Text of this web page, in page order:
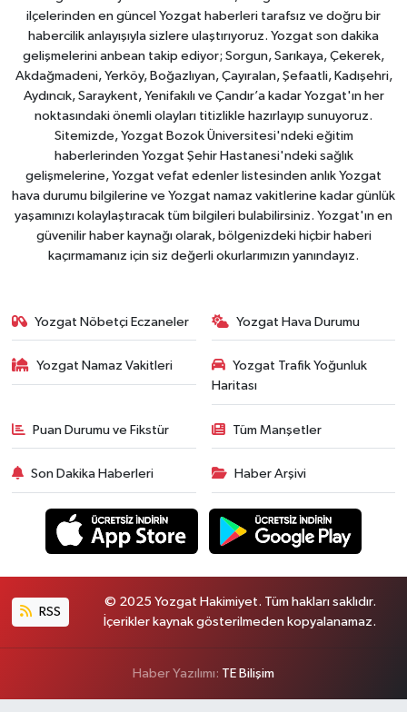
ilçelerinden en güncel Yozgat haberleri tarafsız ve doğru bir
habercilik anlayışıyla sizlere ulaştırıyoruz. Yozgat son dakika
gelişmelerini anbean takip ediyor; Sorgun, Sarıkaya, Çekerek,
Akdağmadeni, Yerköy, Boğazlıyan, Çayıralan, Şefaatli, Kadışehri,
Aydıncık, Saraykent, Yenifakılı ve Çandır’a kadar Yozgat'ın her
noktasındaki önemli olayları titizlikle hazırlayıp sunuyoruz.
Sitemizde, Yozgat Bozok Üniversitesi'ndeki eğitim
haberlerinden Yozgat Şehir Hastanesi'ndeki sağlık
gelişmelerine, Yozgat vefat edenler listesinden anlık Yozgat
hava durumu bilgilerine ve Yozgat namaz vakitlerine kadar günlük
yaşamınızı kolaylaştıracak tüm bilgileri bulabilirsiniz. Yozgat'ın en
güvenilir haber kaynağı olarak, bölgenizdeki hiçbir haberi
kaçırmamanız için siz değerli okurlarımızın yanındayız.
Yozgat Nöbetçi Eczaneler Yozgat Hava Durumu
Yozgat Namaz Vakitleri
Yozgat Trafik Yoğunluk
Haritası
Puan Durumu ve Fikstür Tüm Manşetler
Son Dakika Haberleri Haber Arşivi
RSS
© 2025 Yozgat Hakimiyet. Tüm hakları saklıdır.
İçerikler kaynak gösterilmeden kopyalanamaz.
Haber Yazılımı: TE Bilişim